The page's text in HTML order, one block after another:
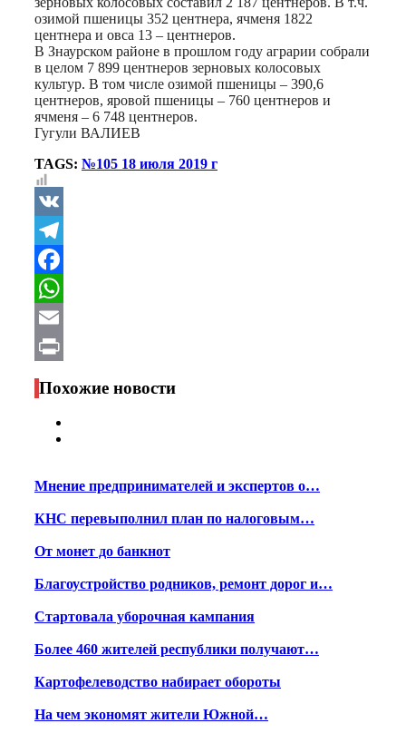
озимой пшеницы 352 центнера, ячменя 1822
центнера и овса 13 – центнеров.
В Знаурском районе в прошлом году аграрии собрали
в целом 7 899 центнеров зерновых колосовых
культур. В том числе озимой пшеницы – 390,6
центнеров, яровой пшеницы – 760 центнеров и
ячменя – 6 748 центнеров.
Гугули ВАЛИЕВ
TAGS: №105 18 июля 2019 г
VK
Telegram
Facebook
WhatsApp
Email
Print
Похожие новости
Мнение предпринимателей и экспертов о…
КНС перевыполнил план по налоговым…
От монет до банкнот
Благоустройство родников, ремонт дорог и…
Стартовала уборочная кампания
Более 460 жителей республики получают…
Картофелеводство набирает обороты
На чем экономят жители Южной…